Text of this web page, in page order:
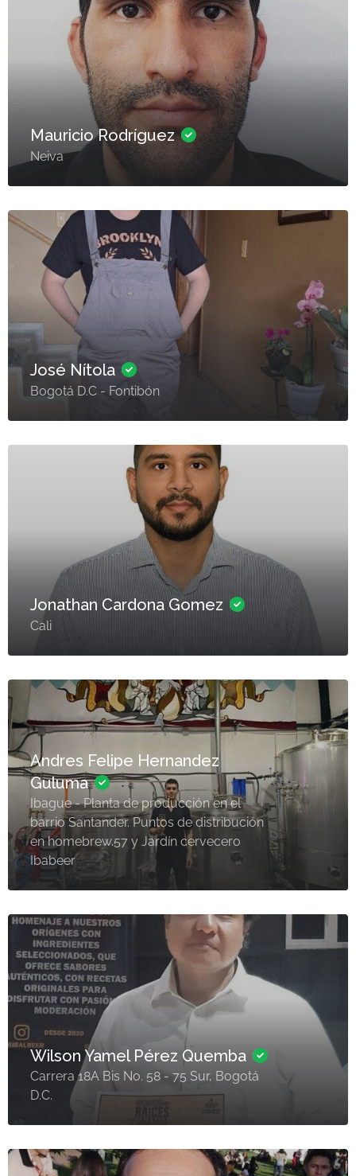
Mauricio Rodríguez
Neiva
José Nítola
Bogotá D.C - Fontibón
Jonathan Cardona Gomez
Cali
Andres Felipe Hernandez
Guluma
Ibague - Planta de producción en el
barrio Santander. Puntos de distribución
en homebrew.57 y Jardín cervecero
Ibabeer
Wilson Yamel Pérez Quemba
Carrera 18A Bis No. 58 - 75 Sur, Bogotá
D.C.